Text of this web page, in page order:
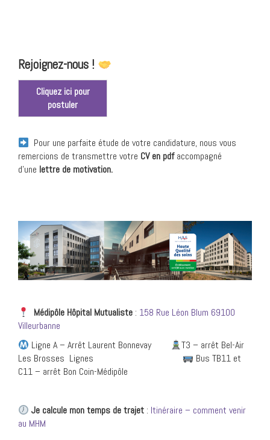
Rejoignez-nous !
Cliquez ici pour
postuler
Pour une parfaite étude de votre candidature, nous vous
remercions de transmettre votre CV en pdfaccompagné
d’une lettre de motivation.
Médipôle Hôpital Mutualiste : 158 Rue Léon Blum 69100
Villeurbanne
Ligne A – Arrêt Laurent Bonnevay
T3 – arrêt Bel-Air
Les Brosses Lignes
Bus TB11 et
C11 – arrêt Bon Coin-Médipôle
Je calcule mon temps de trajet : Itinéraire – comment venir
au MHM